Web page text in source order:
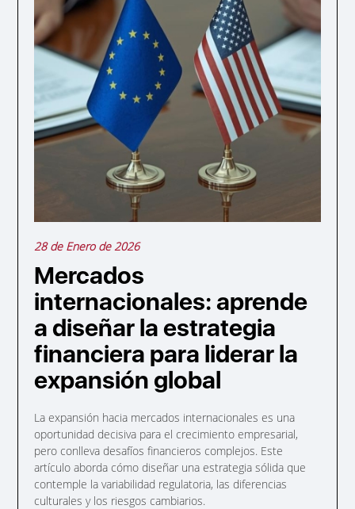
28 de Enero de 2026
Mercados
internacionales: aprende
a diseñar la estrategia
financiera para liderar la
expansión global
La expansión hacia mercados internacionales es una
oportunidad decisiva para el crecimiento empresarial,
pero conlleva desafíos financieros complejos. Este
artículo aborda cómo diseñar una estrategia sólida que
contemple la variabilidad regulatoria, las diferencias
culturales y los riesgos cambiarios.